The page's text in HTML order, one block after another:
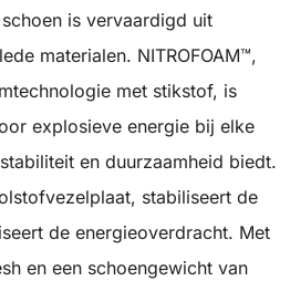
is vervaardigd uit
materialen. NITROFOAM™,
met stikstof, is
explosieve energie bij elke
en duurzaamheid biedt.
stabiliseert de
de energieoverdracht. Met
en een schoengewicht van